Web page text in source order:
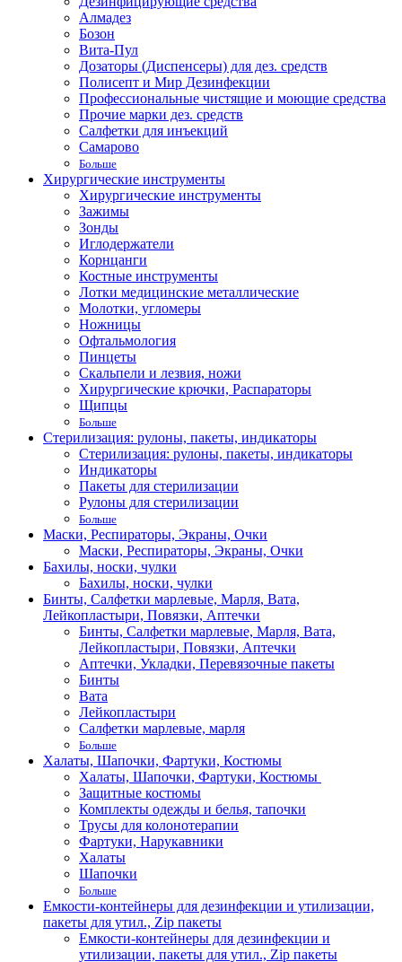
Алмадез
Бозон
Вита-Пул
Дозаторы (Диспенсеры) для дез. средств
Полисепт и Мир Дезинфекции
Профессиональные чистящие и моющие средства
Прочие марки дез. средств
Салфетки для инъекций
Самарово
Больше
Хирургические инструменты
Хирургические инструменты
Зажимы
Зонды
Иглодержатели
Корнцанги
Костные инструменты
Лотки медицинские металлические
Молотки, угломеры
Ножницы
Офтальмология
Пинцеты
Скальпели и лезвия, ножи
Хирургические крючки, Распараторы
Щипцы
Больше
Стерилизация: рулоны, пакеты, индикаторы
Стерилизация: рулоны, пакеты, индикаторы
Индикаторы
Пакеты для стерилизации
Рулоны для стерилизации
Больше
Маски, Респираторы, Экраны, Очки
Маски, Респираторы, Экраны, Очки
Бахилы, носки, чулки
Бахилы, носки, чулки
Бинты, Салфетки марлевые, Марля, Вата,
Лейкопластыри, Повязки, Аптечки
Бинты, Салфетки марлевые, Марля, Вата,
Лейкопластыри, Повязки, Аптечки
Аптечки, Укладки, Перевязочные пакеты
Бинты
Вата
Лейкопластыри
Салфетки марлевые, марля
Больше
Халаты, Шапочки, Фартуки, Костюмы
Халаты, Шапочки, Фартуки, Костюмы
Защитные костюмы
Комплекты одежды и белья, тапочки
Трусы для колонотерапии
Фартуки, Нарукавники
Халаты
Шапочки
Больше
Емкости-контейнеры для дезинфекции и утилизации,
пакеты для утил., Zip пакеты
Емкости-контейнеры для дезинфекции и
утилизации, пакеты для утил., Zip пакеты